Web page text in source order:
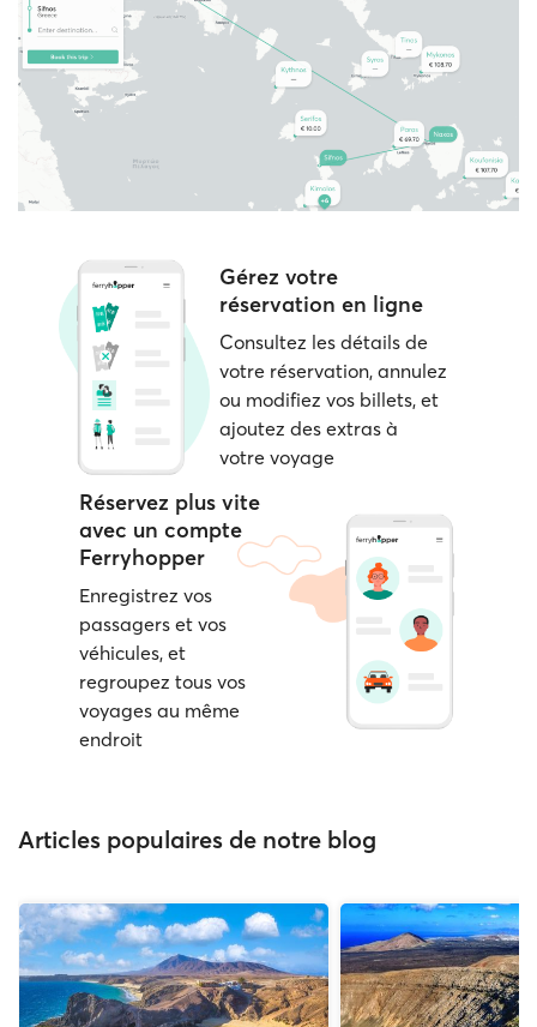
Gérez votre
réservation en ligne
Consultez les détails de
votre réservation, annulez
ou modifiez vos billets, et
ajoutez des extras à
votre voyage
Réservez plus vite
avec un compte
Ferryhopper
Enregistrez vos
passagers et vos
véhicules, et
regroupez tous vos
voyages au même
endroit
Articles populaires de notre blog